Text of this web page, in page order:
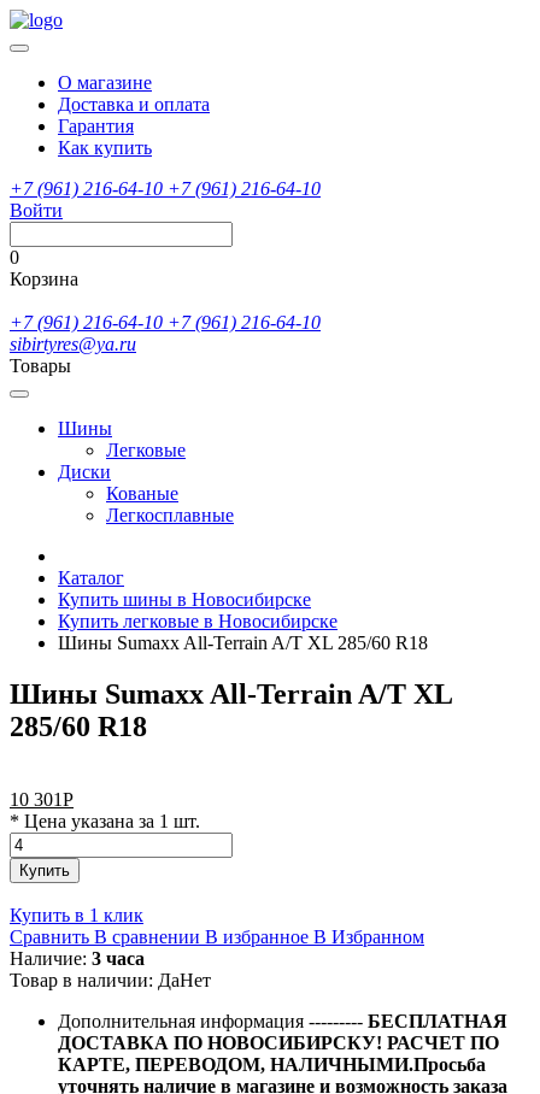
О магазине
Доставка и оплата
Гарантия
Как купить
+7 (961) 216-64-10 +7 (961) 216-64-10
Войти
0
Корзина
+7 (961) 216-64-10 +7 (961) 216-64-10
sibirtyres@ya.ru
Товары
Шины
Легковые
Диски
Кованые
Легкосплавные
Каталог
Купить шины в Новосибирске
Купить легковые в Новосибирске
Шины Sumaxx All-Terrain A/T XL 285/60 R18
Шины Sumaxx All-Terrain A/T XL
285/60 R18
10 301Р
* Цена указана за 1 шт.
Купить
Купить в 1 клик
Сравнить В сравнении В избранное В Избранном
Наличие: 3 часа
Товар в наличии: ДаНет
Дополнительная информация --------- БЕСПЛАТНАЯ
ДОСТАВКА ПО НОВОСИБИРСКУ! РАСЧЕТ ПО
КАРТЕ, ПЕРЕВОДОМ, НАЛИЧНЫМИ.Просьба
уточнять наличие в магазине и возможность заказа